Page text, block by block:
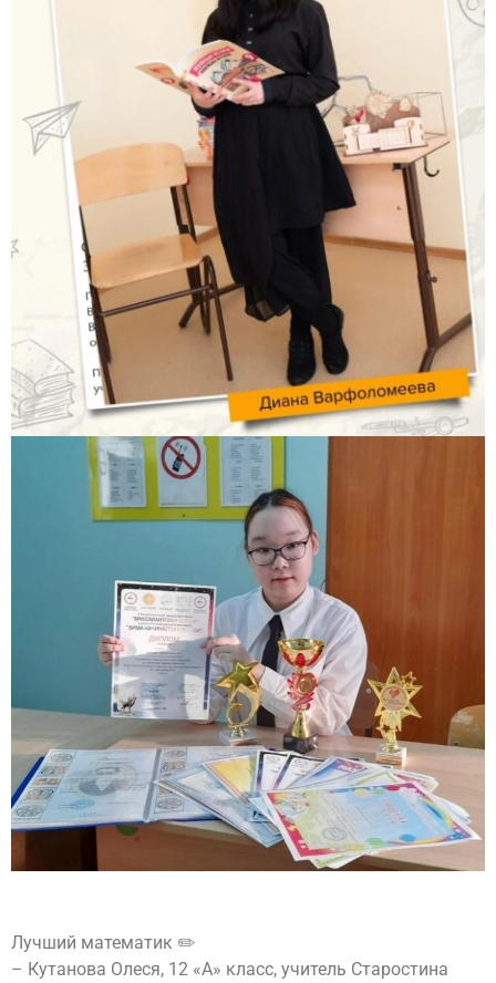
Лучший математик ✏️
– Кутанова Олеся, 12 «А» класс, учитель Старостина